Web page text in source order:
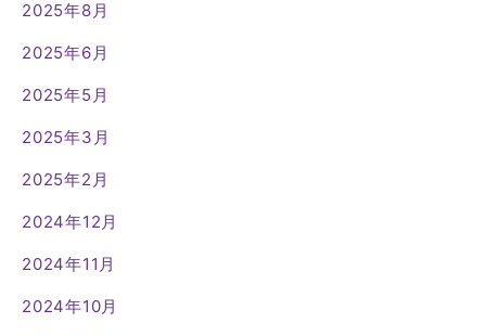
2025年8月
2025年6月
2025年5月
2025年3月
2025年2月
2024年12月
2024年11月
2024年10月